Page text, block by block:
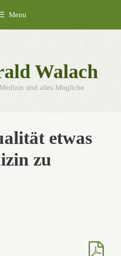
Menu
Walach
und alles Mögliche
etwas
zu